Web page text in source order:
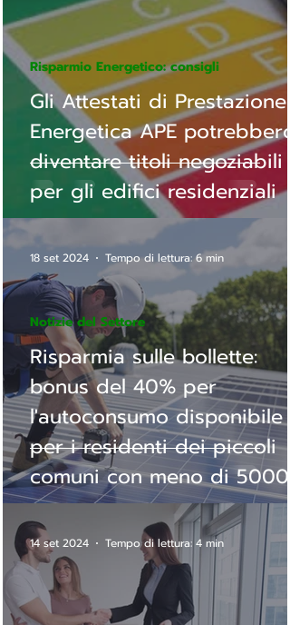
Gli Attestati di Prestazione
Energetica APE potrebbero
diventare titoli negoziabili
per gli edifici residenziali
Risparmio Energetico: consigli
Risparmia sulle bollette:
bonus del 40% per
l'autoconsumo disponibile
per i residenti dei piccoli
comuni con meno di 5000
abitanti!
Notizie del Settore
18 set 2024 Tempo di lettura: 6 min
14 set 2024 Tempo di lettura: 4 min